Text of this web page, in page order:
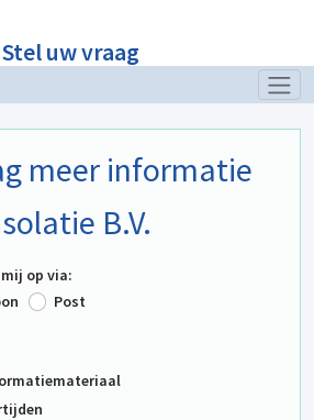
Stel uw vraag
meer informatie
B.V.
op via:
Post